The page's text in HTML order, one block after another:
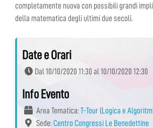
completamente nuova con possibili grandi
della matematica degli ultimi due secoli.
Date e Orari
Dal 10/10/2020 11:30 al 10/10/2020 12:30
Info Evento
Area Tematica: T-Tour (Logica e
Sede: Centro Congressi Le Benedettine